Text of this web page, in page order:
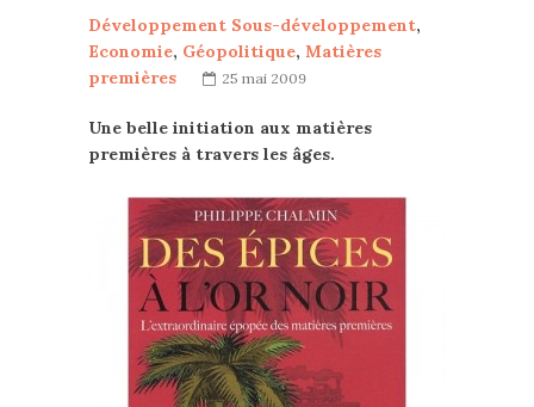
Développement Sous-développement,
Economie, Géopolitique, Matières
premières
25 mai 2009
Une belle initiation aux matières
premières à travers les âges.